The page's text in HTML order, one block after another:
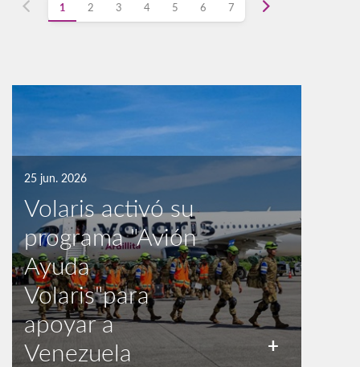
1 2 3 4 5 6 7
25 jun. 2026
Volaris activó su
programa "Avión
Ayuda
Volaris"para
apoyar a
Venezuela
+